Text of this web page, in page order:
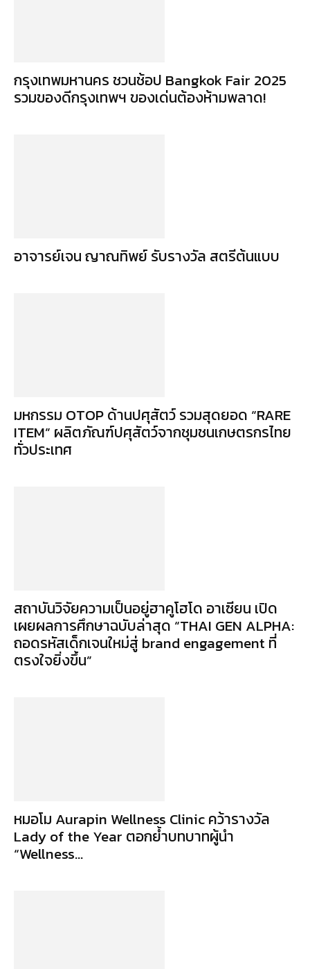
กรุงเทพมหานคร ชวนช้อป Bangkok Fair 2025
รวมของดีกรุงเทพฯ ของเด่นต้องห้ามพลาด!
อาจารย์เจน ญาณทิพย์ รับรางวัล สตรีต้นแบบ
มหกรรม OTOP ด้านปศุสัตว์ รวมสุดยอด “RARE
ITEM” ผลิตภัณฑ์ปศุสัตว์จากชุมชนเกษตรกรไทย
ทั่วประเทศ
สถาบันวิจัยความเป็นอยู่ฮาคูโฮโด อาเซียน เปิด
เผยผลการศึกษาฉบับล่าสุด “THAI GEN ALPHA:
ถอดรหัสเด็กเจนใหม่สู่ brand engagement ที่
ตรงใจยิ่งขึ้น”
หมอโม Aurapin Wellness Clinic คว้ารางวัล
Lady of the Year ตอกย้ำบทบาทผู้นำ
“Wellness...